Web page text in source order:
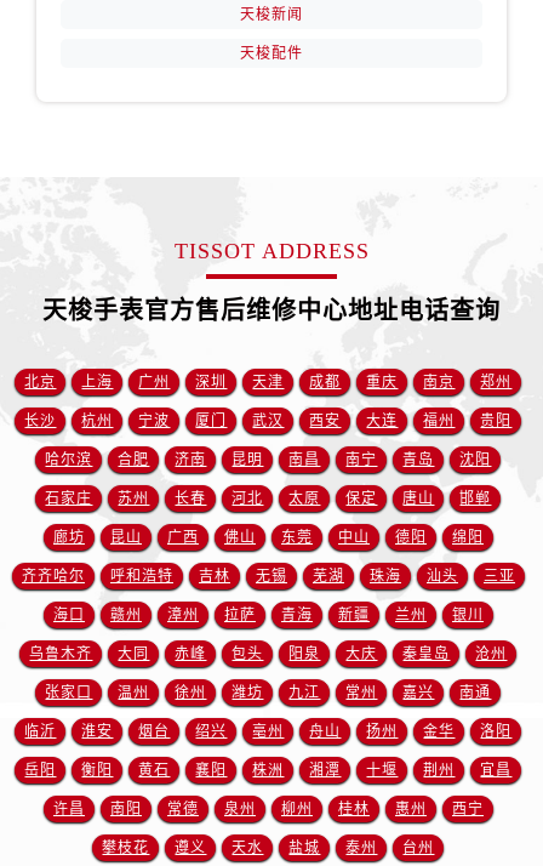
河南省驻马店市驿城区乐山大道与置地大道交叉口售后服务中心（需提前预约）
湖北省黄冈市黄州区赤壁大道售后服务中心（需提前预约）
湖北省黄石市黄石港区武汉路售后服务中心（需提前预约）
湖北省荆门市东宝中天街步行街售后服务中心（需提前预约）
湖北省荆州市荆州区荆中路售后服务中心（需提前预约）
湖北省十堰市茅箭区人民北路售后服务中心（需提前预约）
湖北省随州市曾都区青年路售后服务中心（需提前预约）
湖北省咸宁市咸安区长安大道售后服务中心（需提前预约）
湖北省襄阳市樊城区长虹路与人民路交叉口售后服务中心（需提前预约）
湖北省孝感市孝南区复兴大道售后服务中心（需提前预约）
湖北省宜昌市西陵区夷陵大道与港窑路售后服务中心（需提前预约）
湖南省常德市武陵区人民路售后服务中心（需提前预约）
湖南省郴州市北湖区国庆北路售后服务中心（需提前预约）
湖南省衡阳市雁峰区解放路售后服务中心（需提前预约）
湖南省怀化市鹤城区迎丰中路售后服务中心（需提前预约）
天梭新闻
天梭配件
TISSOT ADDRESS
天梭手表官方售后维修中心地址电话查询
北京 上海 广州 深圳 天津 成都 重庆 南京 郑州
长沙 杭州 宁波 厦门 武汉 西安 大连 福州 贵阳
哈尔滨 合肥 济南 昆明 南昌 南宁 青岛 沈阳
石家庄 苏州 长春 河北 太原 保定 唐山 邯郸
廊坊 昆山 广西 佛山 东莞 中山 德阳 绵阳
齐齐哈尔 呼和浩特 吉林 无锡 芜湖 珠海 汕头 三亚
海口 赣州 漳州 拉萨 青海 新疆 兰州 银川
乌鲁木齐 大同 赤峰 包头 阳泉 大庆 秦皇岛 沧州
张家口 温州 徐州 潍坊 九江 常州 嘉兴 南通
临沂 淮安 烟台 绍兴 亳州 舟山 扬州 金华 洛阳
岳阳 衡阳 黄石 襄阳 株洲 湘潭 十堰 荆州 宜昌
许昌 南阳 常德 泉州 柳州 桂林 惠州 西宁
攀枝花 遵义 天水 盐城 泰州 台州